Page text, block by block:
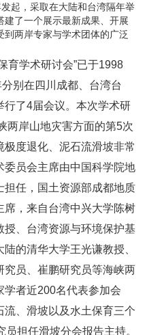
起，采取在大陆和台湾隔年举
了一个展示最新成果、开展
两岸专家与学术团体的广泛
学术研讨会”已于1998
别在四川成都、台湾台
行了4届会议。本次学术研
两岸山地灾害方面的第5次
度退化、泥石流滑坡非常
委员会主席由中国科学院地
担任，国土资源部成都地质
，来自台湾中兴大学陈树
、台湾资源与环境保护基
的清华大学王光谦教授、
究员、崔鹏研究员等海峡两
学者近200名代表参加会
、滑坡以及水土保育三个
担任滑坡分会报告主持。